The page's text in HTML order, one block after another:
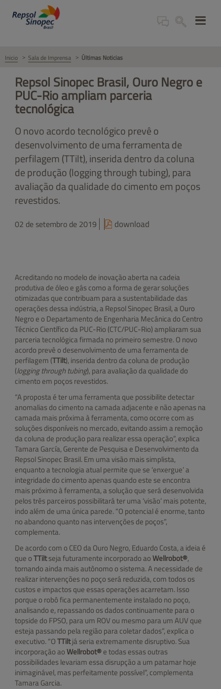
Inicio Sala de Imprensa Últimas Noticias
Repsol Sinopec Brasil, Ouro Negro e
PUC-Rio ampliam parceria
tecnológica
O novo acordo tecnológico prevê o
desenvolvimento de uma ferramenta de
perfilagem (TTilt), inserida dentro da coluna
de produção (logging through tubing), para
avaliação da qualidade do cimento em poços
revestidos.
02 de setembro de 2019 download
Acreditando no modelo de inovação aberta na cadeia
produtiva de óleo e gás como a forma de gerar soluções
otimizadas que contribuam para a sustentabilidade das
operações dessa indústria, a Repsol Sinopec Brasil, a Ouro
Negro e o Departamento de Engenharia Mecânica do Centro
Técnico Científico da PUC-Rio (CTC/PUC-Rio) ampliaram sua
parceria tecnológica firmada no primeiro semestre. O novo
acordo prevê o desenvolvimento de uma ferramenta de
perfilagem (TTilt), inserida dentro da coluna de produção
(logging through tubing), para avaliação da qualidade do
cimento em poços revestidos.
“A proposta é ter uma ferramenta que possibilite detectar
anomalias do cimento na camada adjacente e não apenas na
camada mais próxima à ferramenta, como ocorre com as
soluções disponíveis no mercado, evitando assim a remoção
da coluna de produção para realizar essa operação”, explica
Tamara García, Gerente de Pesquisa e Desenvolvimento da
Repsol Sinopec Brasil. Em uma visão mais simplista,
enquanto a tecnologia atual permite que se ‘enxergue’ a
integridade do cimento apenas quando este se encontra
mais próximo à ferramenta, a solução que será desenvolvida
pelos três parceiros possibilitará ter uma ‘visão’ mais potente,
indo além de uma única parede. “O potencial é enorme, tanto
no abandono quanto nas intervenções de poços”,
complementa.
De acordo com o CEO da Ouro Negro, Eduardo Costa, a ideia é
que oTTiltseja futuramente incorporado aoWellrobot®,
tornando ainda mais autônomo o sistema. A necessidade de
realizar intervenções no poço será reduzida, com todos os
custos e impactos que essas operações acarretam. Isso
porque o robô fica permanentemente instalado no poço,
analisando e, repassando os dados continuamente para o
topside do FPSO, para um ROV ou mesmo para um AUV que
esteja passando pela região para coletar dados”, explica o
executivo. “OTTiltjá seria extremamente disruptivo. Sua
incorporação aoWellrobot®e todas essas outras
possibilidades levariam essa disrupção a um patamar hoje
inimaginável, mas perfeitamente possível”, complementa
Tamara Garcia.